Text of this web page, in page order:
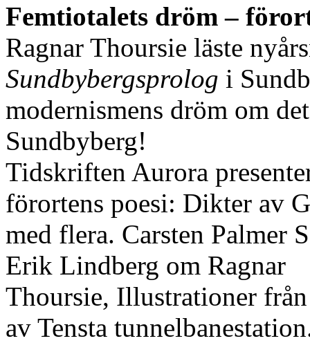
Femtiotalets dröm –
Ragnar Thoursie läste
Sundbybergsprolog i
modernismens dröm om
Sundbyberg!
Tidskriften Aurora
förortens poesi: Dikter av
med flera. Carsten Palmer
Erik Lindberg om Ragnar
Thoursie, Illustrationer
av Tensta